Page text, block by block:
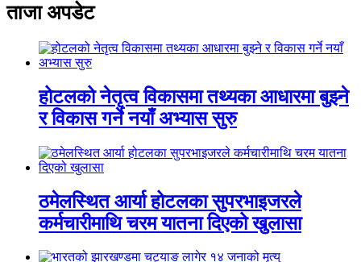
ताजा अपडेट
होटलको नेतृत्व विकासमा तथ्यका आधारमा बुझ्ने
र विकास गर्ने नयाँ अभ्यास सुरु
ठमेलस्थित आर्या होटलका सुपरभाइजरले
कर्मचारीमाथि चरम यातना दिएको खुलासा